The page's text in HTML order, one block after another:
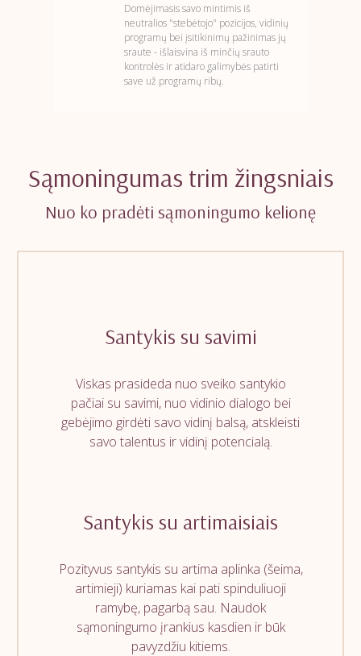
Domėjimasis savo mintimis iš
neutralios "stebėtojo" pozicijos, vidinių
programų bei įsitikinimų pažinimas jų
sraute - išlaisvina iš minčių srauto
kontrolės ir atidaro galimybės patirti
save už programų ribų.
Sąmoningumas trim žingsniais
Nuo ko pradėti sąmoningumo kelionę
Santykis su savimi
Viskas prasideda nuo sveiko santykio
pačiai su savimi, nuo vidinio dialogo bei
gebėjimo girdėti savo vidinį balsą, atskleisti
savo talentus ir vidinį potencialą.
Santykis su artimaisiais
Pozityvus santykis su artima aplinka (šeima,
artimieji) kuriamas kai pati spinduliuoji
ramybę, pagarbą sau. Naudok
sąmoningumo įrankius kasdien ir būk
pavyzdžiu kitiems.